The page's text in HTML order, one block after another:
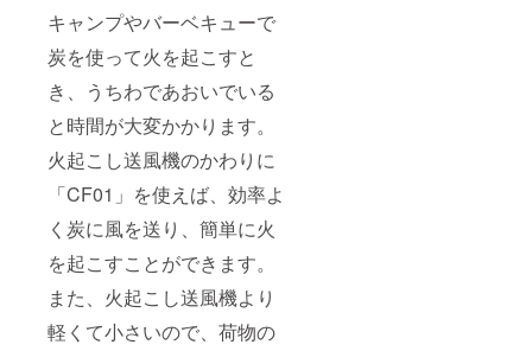
キャンプやバーベキューで
炭を使って火を起こすと
き、うちわであおいでいる
と時間が大変かかります。
火起こし送風機のかわりに
「CF01」を使えば、効率よ
く炭に風を送り、簡単に火
を起こすことができます。
また、火起こし送風機より
軽くて小さいので、荷物の